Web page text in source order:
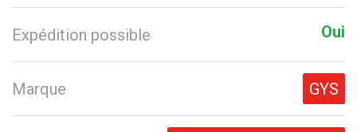
Expédition possible Oui
Marque GYS